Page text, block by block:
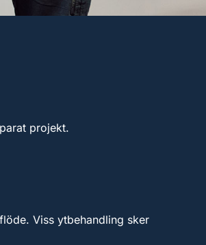
projekt.
Viss ytbehandling sker